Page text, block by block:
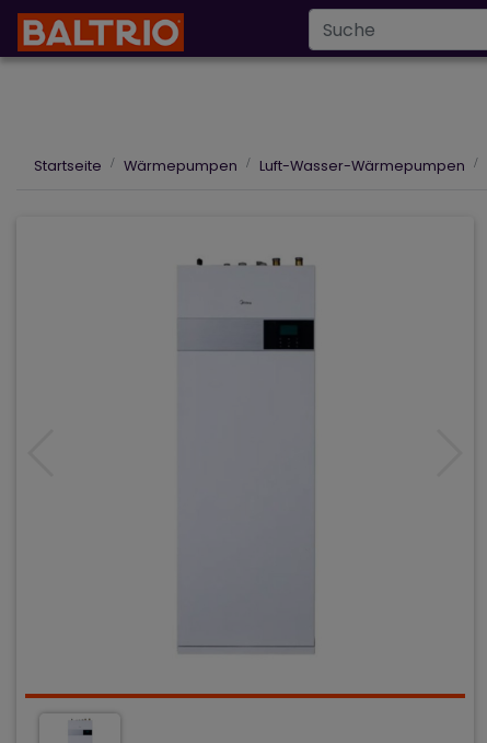
info@baltrio.at
Startseite Wärmepumpen Luft-Wasser-Wärmepumpen